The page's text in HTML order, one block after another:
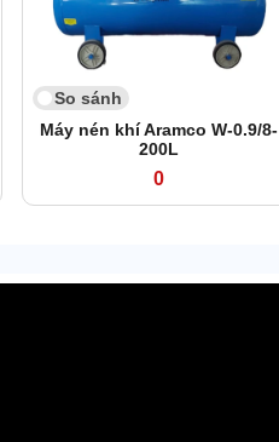
So sánh
Máy nén khí Aramco W-0.9/8-
200L
0